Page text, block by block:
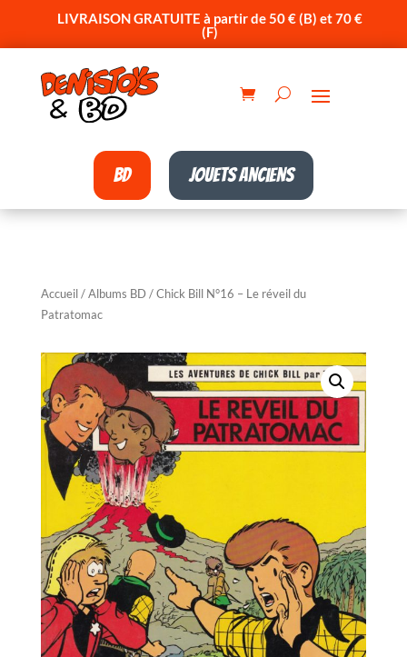
LIVRAISON GRATUITE à partir de 50 € (B) et 70 €
(F)
BD Jouets anciens
Accueil/Albums BD / Chick Bill N°16 – Le réveil du
Patratomac